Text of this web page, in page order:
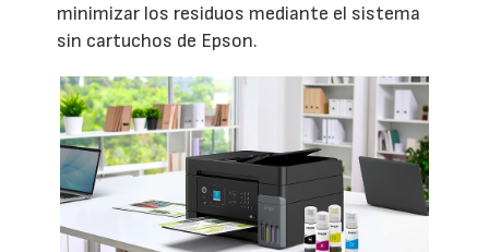
minimizar los residuos mediante el sistema
sin cartuchos de Epson.